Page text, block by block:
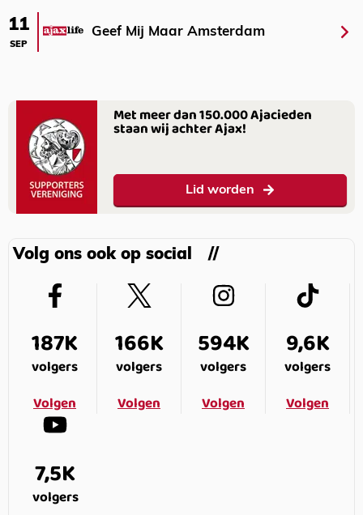
11
SEP
Geef Mij Maar Amsterdam
Met meer dan 150.000 Ajacieden
staan wij achter Ajax!
Lid worden
Volg ons ook op social
187K
volgers
Volgen
166K
volgers
Volgen
594K
volgers
Volgen
9,6K
volgers
Volgen
7,5K
volgers